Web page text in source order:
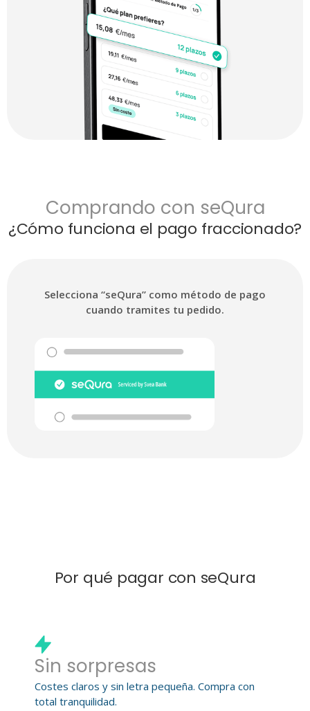
Comprando con seQura
¿Cómo funciona el pago fraccionado?
Selecciona “seQura” como método de pago
cuando tramites tu pedido.
Por qué pagar con seQura
Sin sorpresas
Costes claros y sin letra pequeña. Compra con
total tranquilidad.